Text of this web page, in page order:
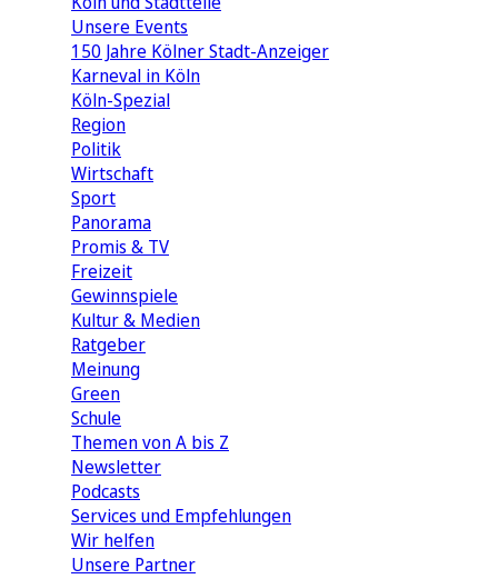
Unsere Events
150 Jahre Kölner Stadt-Anzeiger
Karneval in Köln
Köln-Spezial
Region
Politik
Wirtschaft
Sport
Panorama
Promis & TV
Freizeit
Gewinnspiele
Kultur & Medien
Ratgeber
Meinung
Green
Schule
Themen von A bis Z
Newsletter
Podcasts
Services und Empfehlungen
Wir helfen
Unsere Partner